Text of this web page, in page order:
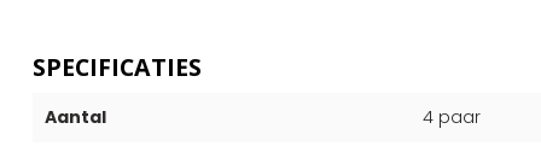
SPECIFICATIES
Aantal 4 paar